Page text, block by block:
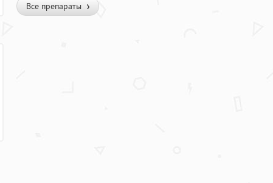
Все препараты